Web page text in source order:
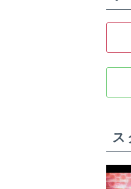
ス